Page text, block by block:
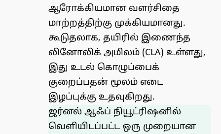
ஆரோக்கியமான வளர்சிதை
மாற்றத்திற்கு முக்கியமானது.
கூடுதலாக, தயிரில் இணைந்த
லினோலிக் அமிலம் (CLA) உள்ளது,
இது உடல் கொழுப்பைக்
குறைப்பதன் மூலம் எடை
இழப்புக்கு உதவுகிறது.
ஜர்னல் ஆஃப் நியூட்ரிஷனில்
வெளியிடப்பட்ட ஒரு முறையான